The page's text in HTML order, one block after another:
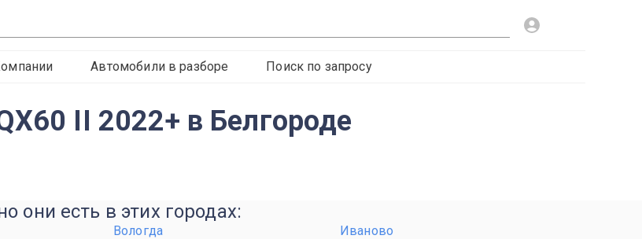
Автомобили в разборе Поиск по запросу
II 2022+ в Белгороде
они есть в этих городах:
Вологда
Иваново